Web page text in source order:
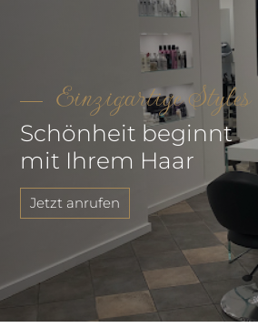
Einzigartige Styles
Schönheit beginnt
mit Ihrem Haar
Jetzt anrufen